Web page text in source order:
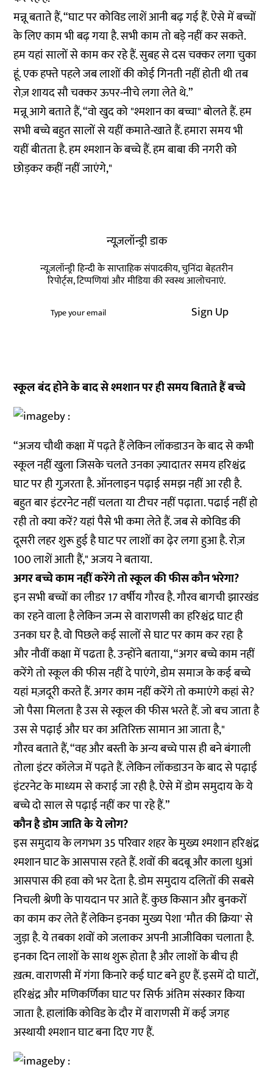
मन्नू बताते हैं, “घाट पर कोविड लाशें आनी बढ़ गई हैं. ऐसे में बच्चों
के लिए काम भी बढ़ गया है. सभी काम तो बड़े नहीं कर सकते.
हम यहां सालों से काम कर रहे हैं. सुबह से दस चक्कर लगा चुका
हूं. एक हफ्ते पहले जब लाशों की कोई गिनती नहीं होती थी तब
रोज़ शायद सौ चक्कर ऊपर-नीचे लगा लेते थे.”
मन्नू आगे बताते हैं, “वो खुद को "श्मशान का बच्चा" बोलते हैं. हम
सभी बच्चे बहुत सालों से यहीं कमाते-खाते हैं. हमारा समय भी
यहीं बीतता है. हम श्मशान के बच्चे हैं. हम बाबा की नगरी को
छोड़कर कहीं नहीं जाएंगे,"
न्यूज़लॉन्ड्री डाक
न्यूज़लॉन्ड्री हिन्दी के साप्ताहिक संपादकीय, चुनिंदा बेहतरीन
रिपोर्ट्स, टिप्पणियां और मीडिया की स्वस्थ आलोचनाएं.
Sign Up
स्कूल बंद होने के बाद से श्मशान पर ही समय बिताते हैं बच्चे
“अजय चौथी कक्षा में पढ़ते हैं लेकिन लॉकडाउन के बाद से कभी
स्कूल नहीं खुला जिसके चलते उनका ज़्यादातर समय हरिश्चंद्र
घाट पर ही गुज़रता है. ऑनलाइन पढ़ाई समझ नहीं आ रही है.
बहुत बार इंटरनेट नहीं चलता या टीचर नहीं पढ़ाता. पढाई नहीं हो
रही तो क्या करें? यहां पैसे भी कमा लेते हैं. जब से कोविड की
दूसरी लहर शुरू हुई है घाट पर लाशों का ढ़ेर लगा हुआ है. रोज़
100 लाशें आती हैं," अजय ने बताया.
अगर बच्चे काम नहीं करेंगे तो स्कूल की फीस कौन भरेगा?
इन सभी बच्चों का लीडर 17 वर्षीय गौरव है. गौरव बागची झारखंड
का रहने वाला है लेकिन जन्म से वाराणसी का हरिश्चंद्र घाट ही
उनका घर है. वो पिछले कई सालों से घाट पर काम कर रहा है
और नौवीं कक्षा में पढता है. उन्होंने बताया, “अगर बच्चे काम नहीं
करेंगे तो स्कूल की फीस नहीं दे पाएंगे, डोम समाज के कई बच्चे
यहां मज़दूरी करते हैं. अगर काम नहीं करेंगे तो कमाएंगे कहां से?
जो पैसा मिलता है उस से स्कूल की फीस भरते हैं. जो बच जाता है
उस से पढ़ाई और घर का अतिरिक्त सामान आ जाता है,"
गौरव बताते हैं, “वह और बस्ती के अन्य बच्चे पास ही बने बंगाली
तोला इंटर कॉलेज में पढ़ते हैं. लेकिन लॉकडाउन के बाद से पढ़ाई
इंटरनेट के माध्यम से कराई जा रही है. ऐसे में डोम समुदाय के ये
बच्चे दो साल से पढ़ाई नहीं कर पा रहे हैं.”
कौन है डोम जाति के ये लोग?
इस समुदाय के लगभग 35 परिवार शहर के मुख्य श्मशान हरिश्चंद्र
श्मशान घाट के आसपास रहते हैं. शवों की बदबू और काला धुआं
आसपास की हवा को भर देता है. डोम समुदाय दलितों की सबसे
निचली श्रेणी के पायदान पर आते हैं. कुछ किसान और बुनकरों
का काम कर लेते हैं लेकिन इनका मुख्य पेशा 'मौत की क्रिया' से
जुड़ा है. ये तबका शवों को जलाकर अपनी आजीविका चलाता है.
इनका दिन लाशों के साथ शुरू होता है और लाशों के बीच ही
ख़त्म. वाराणसी में गंगा किनारे कई घाट बने हुए हैं. इसमें दो घाटों,
हरिश्चंद्र और मणिकर्णिका घाट पर सिर्फ अंतिम संस्कार किया
जाता है. हालांकि कोविड के दौर में वाराणसी में कई जगह
अस्थायी श्मशान घाट बना दिए गए हैं.